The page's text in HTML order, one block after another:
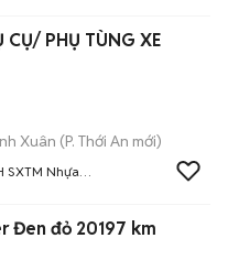
CỤ/ PHỤ TÙNG XE
Xuân (P. Thới An mới)
SXTM Nhựa
Đen đỏ 20197 km